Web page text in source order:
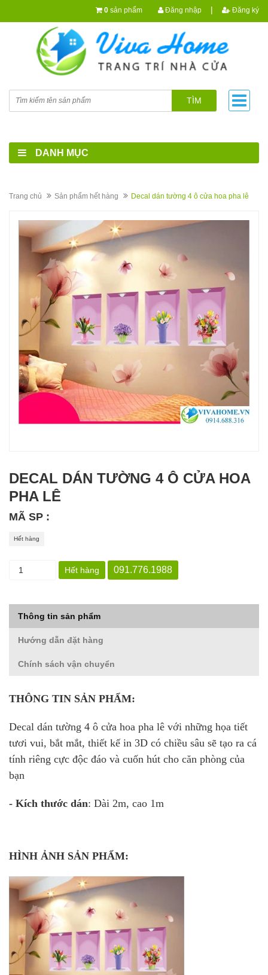
0 sản phẩm Đăng nhập | Đăng ký
TÌM
DANH MỤC
Trang chủ Sản phẩm hết hàng Decal dán tường 4 ô cửa hoa pha lê
DECAL DÁN TƯỜNG 4 Ô CỬA HOA
PHA LÊ
MÃ SP :
Hết hàng
Hết hàng 091.776.1988
Thông tin sản phẩm
Hướng dẫn đặt hàng
Chính sách vận chuyển
THÔNG TIN SẢN PHẨM:
Decal dán tường 4 ô cửa hoa pha lê với những họa tiết
tươi vui, bắt mắt, thiết kế in 3D có chiều sâu sẽ tạo ra cá
tính riêng cực độc đáo và cuốn hút cho căn phòng của
bạn
- Kích thước dán: Dài 2m, cao 1m
HÌNH ẢNH SẢN PHẨM: